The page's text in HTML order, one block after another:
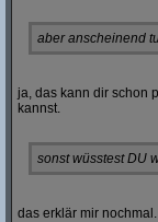
aber anscheinend
ja, das kann dir schon
kannst.
sonst wüsstest DU
das erklär mir